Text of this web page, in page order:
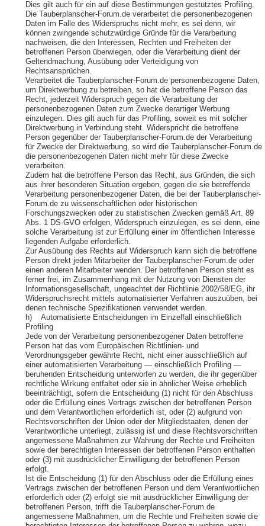
Dies gilt auch für ein auf diese Bestimmungen gestütztes Profiling.
Die Tauberplanscher-Forum.de verarbeitet die personenbezogenen
Daten im Falle des Widerspruchs nicht mehr, es sei denn, wir
können zwingende schutzwürdige Gründe für die Verarbeitung
nachweisen, die den Interessen, Rechten und Freiheiten der
betroffenen Person überwiegen, oder die Verarbeitung dient der
Geltendmachung, Ausübung oder Verteidigung von
Rechtsansprüchen.
Verarbeitet die Tauberplanscher-Forum.de personenbezogene Daten,
um Direktwerbung zu betreiben, so hat die betroffene Person das
Recht, jederzeit Widerspruch gegen die Verarbeitung der
personenbezogenen Daten zum Zwecke derartiger Werbung
einzulegen. Dies gilt auch für das Profiling, soweit es mit solcher
Direktwerbung in Verbindung steht. Widerspricht die betroffene
Person gegenüber der Tauberplanscher-Forum.de der Verarbeitung
für Zwecke der Direktwerbung, so wird die Tauberplanscher-Forum.de
die personenbezogenen Daten nicht mehr für diese Zwecke
verarbeiten.
Zudem hat die betroffene Person das Recht, aus Gründen, die sich
aus ihrer besonderen Situation ergeben, gegen die sie betreffende
Verarbeitung personenbezogener Daten, die bei der Tauberplanscher-
Forum.de zu wissenschaftlichen oder historischen
Forschungszwecken oder zu statistischen Zwecken gemäß Art. 89
Abs. 1 DS-GVO erfolgen, Widerspruch einzulegen, es sei denn, eine
solche Verarbeitung ist zur Erfüllung einer im öffentlichen Interesse
liegenden Aufgabe erforderlich.
Zur Ausübung des Rechts auf Widerspruch kann sich die betroffene
Person direkt jeden Mitarbeiter der Tauberplanscher-Forum.de oder
einen anderen Mitarbeiter wenden. Der betroffenen Person steht es
ferner frei, im Zusammenhang mit der Nutzung von Diensten der
Informationsgesellschaft, ungeachtet der Richtlinie 2002/58/EG, ihr
Widerspruchsrecht mittels automatisierter Verfahren auszuüben, bei
denen technische Spezifikationen verwendet werden.
h) Automatisierte Entscheidungen im Einzelfall einschließlich
Profiling
Jede von der Verarbeitung personenbezogener Daten betroffene
Person hat das vom Europäischen Richtlinien- und
Verordnungsgeber gewährte Recht, nicht einer ausschließlich auf
einer automatisierten Verarbeitung — einschließlich Profiling —
beruhenden Entscheidung unterworfen zu werden, die ihr gegenüber
rechtliche Wirkung entfaltet oder sie in ähnlicher Weise erheblich
beeinträchtigt, sofern die Entscheidung (1) nicht für den Abschluss
oder die Erfüllung eines Vertrags zwischen der betroffenen Person
und dem Verantwortlichen erforderlich ist, oder (2) aufgrund von
Rechtsvorschriften der Union oder der Mitgliedstaaten, denen der
Verantwortliche unterliegt, zulässig ist und diese Rechtsvorschriften
angemessene Maßnahmen zur Wahrung der Rechte und Freiheiten
sowie der berechtigten Interessen der betroffenen Person enthalten
oder (3) mit ausdrücklicher Einwilligung der betroffenen Person
erfolgt.
Ist die Entscheidung (1) für den Abschluss oder die Erfüllung eines
Vertrags zwischen der betroffenen Person und dem Verantwortlichen
erforderlich oder (2) erfolgt sie mit ausdrücklicher Einwilligung der
betroffenen Person, trifft die Tauberplanscher-Forum.de
angemessene Maßnahmen, um die Rechte und Freiheiten sowie die